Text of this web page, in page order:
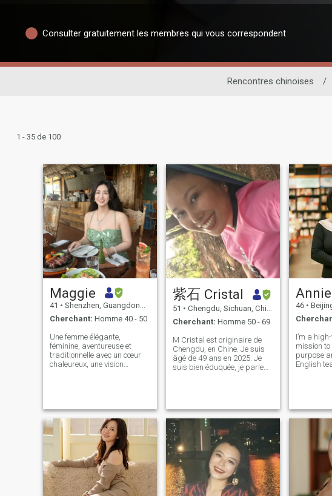
Consulter gratuitement les membres qui vous correspondent
Rencontres chinoises /
1 - 35 de 100
Maggie
41 • Shenzhen, Guangdong, Chine
Cherchant: Homme 40 - 50
Une femme élégante,
féminine, aventureuse et
traditionnelle avec un cœur
chaleureux, une vision
d'entreprises américaines,
j'apprécie le pragmatisme et
l'esprit proactif. Je travaille
en tant que mentor de
l'industrie pour le
programme de maîtrise en
commerce international d'une
école de commerce,
partageant mon expérience
professionnelle et mes idées
紫石 Cristal
51 • Chengdu, Sichuan, Chine
Cherchant: Homme 50 - 69
M Cristal est originaire de
Chengdu, en Chine. Je suis
âgé de 49 ans en 2025. Je
suis bien éduquée, je parle
fatiguée. Je suis
désespérément à la
recherche d'un gentleman
comme âme sœur et qui est
sérieux, plein d'humour,
passionné, fidèle, honnête,
intègre Je suis
financièrement en sécurité,
étant mon futur mari, tu es
Annie
46 •
I’m a
mission to
purpose
English
life’s too
every mom